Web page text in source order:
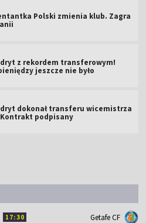
Polski zmienia klub. Zagra
z rekordem transferowym!
jeszcze nie było
dokonał transferu wicemistrza
podpisany
17:30 Getafe CF